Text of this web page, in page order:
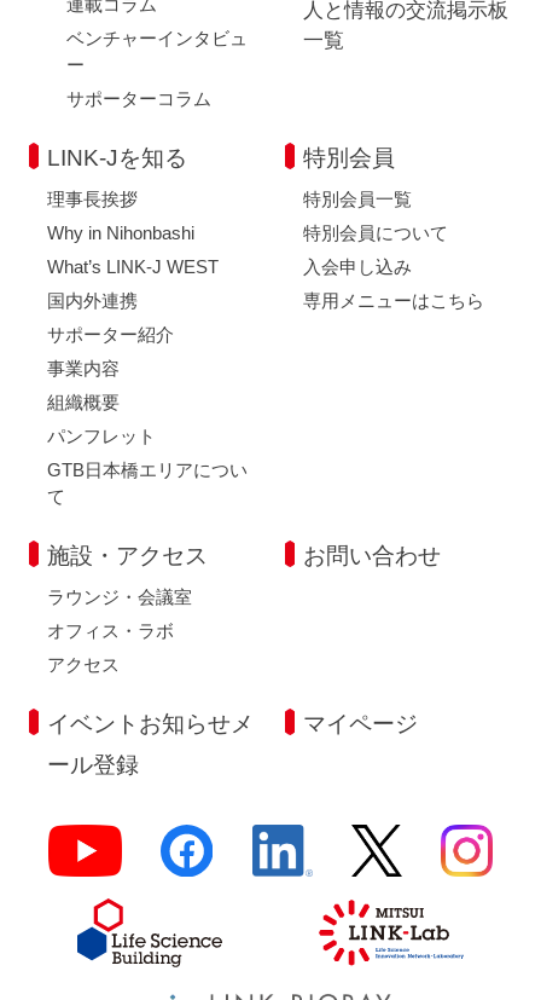
連載コラム
ベンチャーインタビュ
ー
サポーターコラム
人と情報の交流掲示板
一覧
LINK-Jを知る
理事長挨拶
Why in Nihonbashi
What’s LINK-J WEST
国内外連携
サポーター紹介
事業内容
組織概要
パンフレット
GTB日本橋エリアについ
て
特別会員
特別会員一覧
特別会員について
入会申し込み
専用メニューはこちら
施設・アクセス
ラウンジ・会議室
オフィス・ラボ
アクセス
お問い合わせ
イベントお知らせメ
ール登録
マイページ